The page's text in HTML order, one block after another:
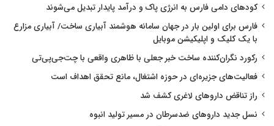
کودهای دامی فارس به انرژی پاک و درآمد پایدار تبدیل می‌شوند
فارس برای اولین بار در جهان سامانه هوشمند آبیاری ساخت/ آبیاری مزارع
با یک کلیک و اپلیکیشن موبایل
رکورد نگران‌کننده ساخت خبر جعلی با ظاهری واقعی با چت‌جی‌پی‌تی
فعالیت‌های جزیره‌ای در حوزه اشتغال، مانع تحقق اهداف است
راز تناقض داروهای لاغری کشف شد
نسل جدید داروهای ضدسرطان در مسیر تولید انبوه